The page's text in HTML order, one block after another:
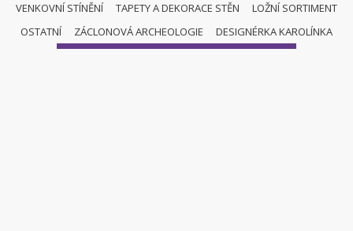
VENKOVNÍ STÍNĚNÍ
TAPETY A DEKORACE STĚN
LOŽNÍ SORTIMENT
OSTATNÍ
ZÁCLONOVÁ ARCHEOLOGIE DESIGNÉRKA KAROLÍNKA
ŘÍMSKÉ ROLETY